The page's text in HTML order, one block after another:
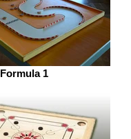
Formula 1